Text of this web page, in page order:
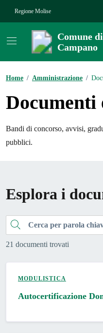
Regione Molise
Comune
Campano
Home / Amministrazione /
Documenti
Bandi di concorso, avvisi,
pubblici.
Esplora i
Cerca
21 documenti trovati
MODULISTICA
Autocertificazione